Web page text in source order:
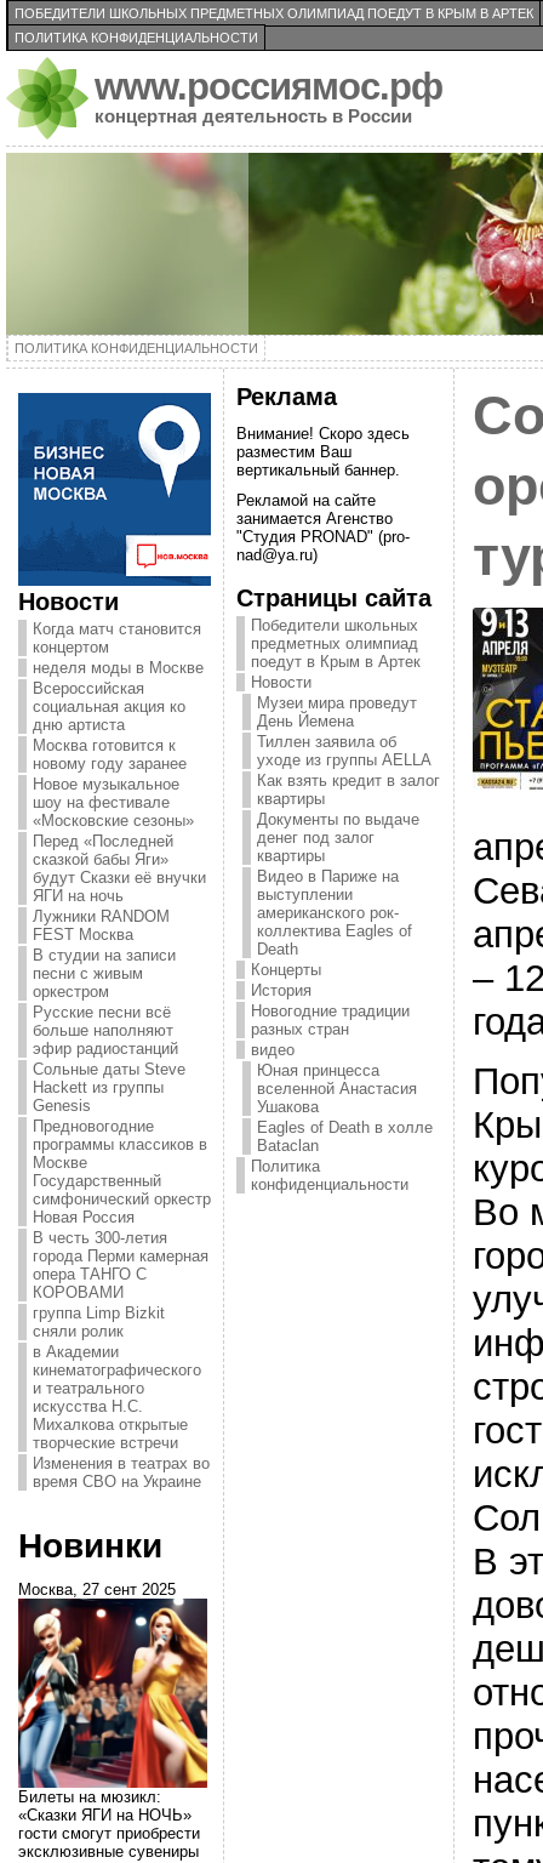
ПОБЕДИТЕЛИ ШКОЛЬНЫХ ПРЕДМЕТНЫХ ОЛИМПИАД ПОЕДУТ В КРЫМ В АРТЕК
ПОЛИТИКА КОНФИДЕНЦИАЛЬНОСТИ
www.россиямос.рф
концертная деятельность в России
ПОЛИТИКА КОНФИДЕНЦИАЛЬНОСТИ
Новости
Когда матч становится
концертом
неделя моды в Москве
Всероссийская
социальная акция ко
дню артиста
Москва готовится к
новому году заранее
Новое музыкальное
шоу на фестивале
«Московские сезоны»
Перед «Последней
сказкой бабы Яги»
будут Сказки её внучки
ЯГИ на ночь
Лужники RANDOM
FEST Москва
В студии на записи
песни с живым
оркестром
Русские песни всё
больше наполняют
эфир радиостанций
Сольные даты Steve
Hackett из группы
Genesis
Предновогодние
программы классиков в
Москве
Государственный
симфонический оркестр
Новая Россия
В честь 300-летия
города Перми камерная
опера ТАНГО С
КОРОВАМИ
группа Limp Bizkit
сняли ролик
в Академии
кинематографического
и театрального
искусства Н.С.
Михалкова открытые
творческие встречи
Изменения в театрах во
время СВО на Украине
Новинки
Москва, 27 сент 2025
Билеты на мюзикл:
«Сказки ЯГИ на НОЧЬ»
гости смогут приобрести
эксклюзивные сувениры
Реклама
Внимание! Скоро здесь
разместим Ваш
вертикальный баннер.
Рекламой на сайте
занимается Агенство
"Студия PRONAD" (pro-
nad@ya.ru)
Страницы сайта
Победители школьных
предметных олимпиад
поедут в Крым в Артек
Новости
Музеи мира проведут
День Йемена
Тиллен заявила об
уходе из группы AELLA
Как взять кредит в залог
квартиры
Документы по выдаче
денег под залог
квартиры
Видео в Париже на
выступлении
американского рок-
коллектива Eagles of
Death
Концерты
История
Новогодние традиции
разных стран
видео
Юная принцесса
вселенной Анастасия
Ушакова
Eagles of Death в холле
Bataclan
Политика
конфиденциальности
–
Во
В